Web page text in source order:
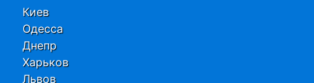
Киев
Одесса
Днепр
Харьков
Львов